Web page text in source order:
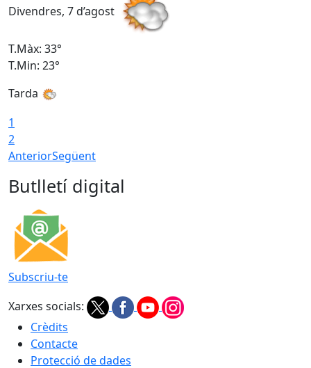
Divendres, 7 d’agost
T.Màx: 33°
T.Min: 23°
Tarda
1
2
AnteriorSegüent
Butlletí digital
Subscriu-te
Xarxes socials:
Crèdits
Contacte
Protecció de dades